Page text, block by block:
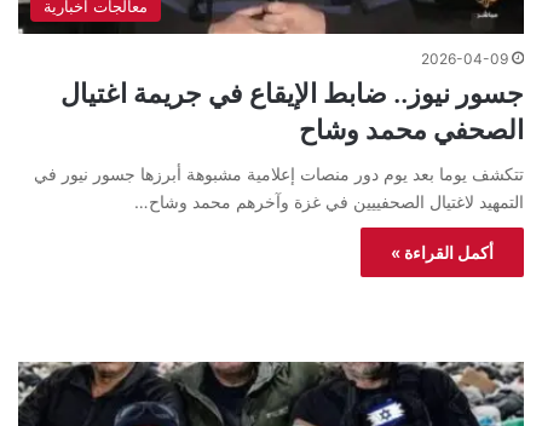
معالجات اخبارية
2026-04-09
جسور نيوز.. ضابط الإيقاع في جريمة اغتيال
الصحفي محمد وشاح
تتكشف يوما بعد يوم دور منصات إعلامية مشبوهة أبرزها جسور نيور في
التمهيد لاغتيال الصحفييين في غزة وآخرهم محمد وشاح…
أكمل القراءة »